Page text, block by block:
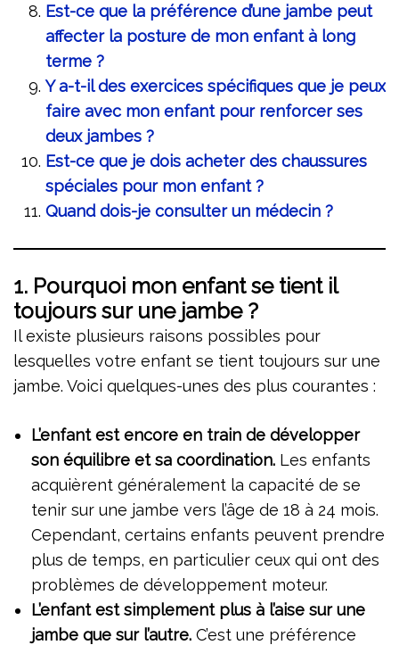
Est-ce que la préférence d’une jambe peut
affecter la posture de mon enfant à long
terme ?
Y a-t-il des exercices spécifiques que je peux
faire avec mon enfant pour renforcer ses
deux jambes ?
Est-ce que je dois acheter des chaussures
spéciales pour mon enfant ?
Quand dois-je consulter un médecin ?
1. Pourquoi mon enfant se tient il
toujours sur une jambe ?
Il existe plusieurs raisons possibles pour
lesquelles votre enfant se tient toujours sur une
jambe. Voici quelques-unes des plus courantes :
L’enfant est encore en train de développer
son équilibre et sa coordination. Les enfants
acquièrent généralement la capacité de se
tenir sur une jambe vers l’âge de 18 à 24 mois.
Cependant, certains enfants peuvent prendre
plus de temps, en particulier ceux qui ont des
problèmes de développement moteur.
L’enfant est simplement plus à l’aise sur une
jambe que sur l’autre. C’est une préférence